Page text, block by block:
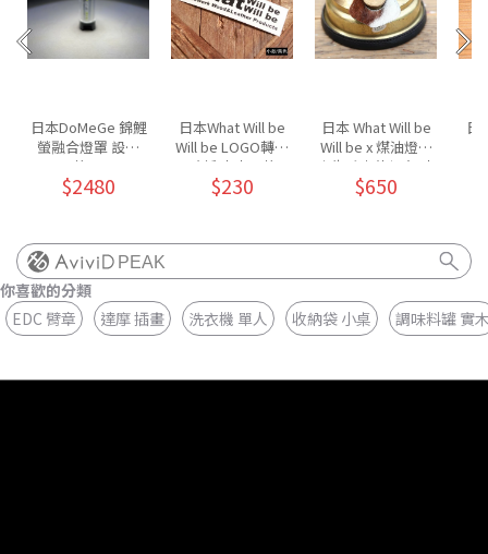
日本DoMeGe 錦鯉
螢融合燈罩 設計
款/M
$2480
日本What Will be
Will be LOGO轉印
貼紙 大小兩款
$230
日本 What Will be
Will be x 煤油燈油
壺牛毛皮革領套-小
$650
日
PEAK
你喜歡的分類
EDC 臂章
達摩 插畫 洗衣機 單人 收納袋 小桌 調味料罐 實